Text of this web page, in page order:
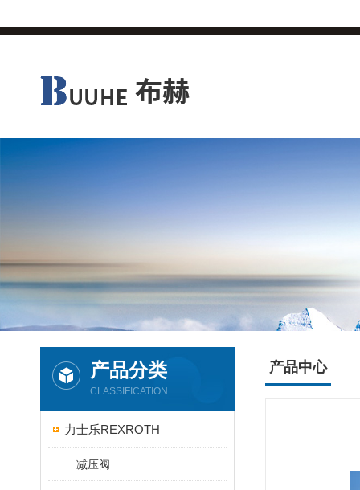
产品分类
CLASSIFICATION
力士乐REXROTH
减压阀
产品中心